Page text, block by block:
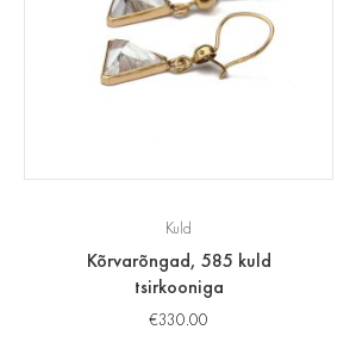
Kuld
Kõrvarõngad, 585 kuld
tsirkooniga
€330.00